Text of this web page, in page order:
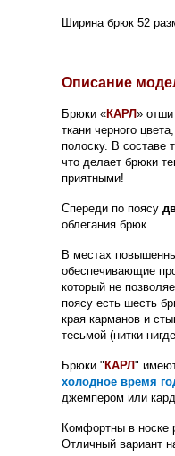
Ширина брюк 52
Описание
Брюки «КАРЛ»
ткани черного
полоску. В составе
что делает брюки
приятными!
Спереди по поясу
облегания брюк.
В местах
обеспечивающие
который не
поясу есть шесть
края карманов и
тесьмой (нитки
Брюки " КАРЛ"
холодное время
джемпером или
Комфортны в носке
Отличный вариант